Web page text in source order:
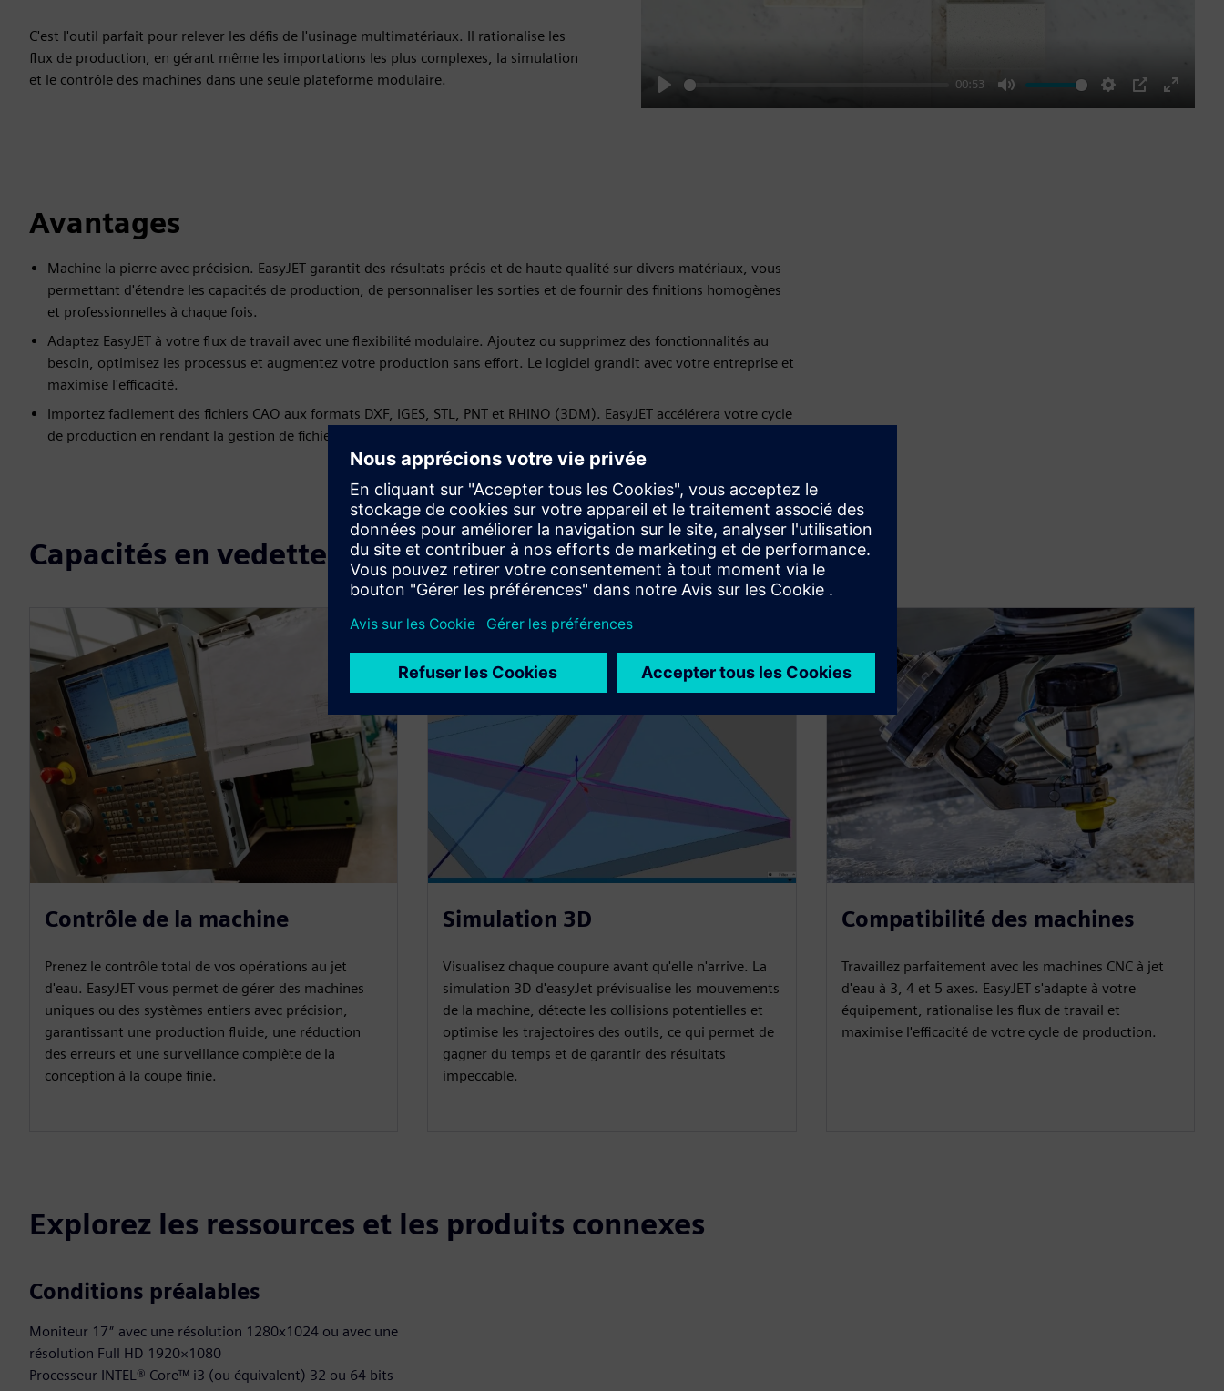
C'est l'outil parfait pour relever les défis de l'usinage multimatériaux. Il rationalise les
flux de production, en gérant même les importations les plus complexes, la simulation
et le contrôle des machines dans une seule plateforme modulaire.
Play
00:53
Mute Settings
PIP
Enter
Avantages
Machine la pierre avec précision. EasyJET garantit des résultats précis et de haute qualité sur divers matériaux, vous
permettant d'étendre les capacités de production, de personnaliser les sorties et de fournir des finitions homogènes
et professionnelles à chaque fois.
Adaptez EasyJET à votre flux de travail avec une flexibilité modulaire. Ajoutez ou supprimez des fonctionnalités au
besoin, optimisez les processus et augmentez votre production sans effort. Le logiciel grandit avec votre entreprise et
maximise l'efficacité.
Importez facilement des fichiers CAO aux formats DXF, IGES, STL, PNT et RHINO (3DM). EasyJET accélérera votre cycle
de production en rendant la gestion de fichiers complexes simple et sans erreur.
Capacités en vedette
Contrôle de la machine
Prenez le contrôle total de vos opérations au jet
d'eau. EasyJET vous permet de gérer des machines
uniques ou des systèmes entiers avec précision,
garantissant une production fluide, une réduction
des erreurs et une surveillance complète de la
conception à la coupe finie.
Simulation 3D
Visualisez chaque coupure avant qu'elle n'arrive. La
simulation 3D d'easyJet prévisualise les mouvements
de la machine, détecte les collisions potentielles et
optimise les trajectoires des outils, ce qui permet de
gagner du temps et de garantir des résultats
impeccable.
Compatibilité des machines
Travaillez parfaitement avec les machines CNC à jet
d'eau à 3, 4 et 5 axes. EasyJET s'adapte à votre
équipement, rationalise les flux de travail et
maximise l'efficacité de votre cycle de production.
Explorez les ressources et les produits connexes
Conditions préalables
Moniteur 17″ avec une résolution 1280x1024 ou avec une
résolution Full HD 1920×1080
Processeur INTEL® Core™ i3 (ou équivalent) 32 ou 64 bits